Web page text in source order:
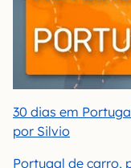
30 dias em
por Silvio
Portugal de carro,